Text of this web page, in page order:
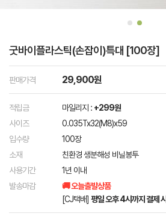
굿바이플라스틱(손잡이)특대 [100장]
판매가격 29,900원
적립금 마일리지 : +299원
사이즈
0.035Tx32(M8)x59
입수량
100장
소재
친환경 생분해성 비닐봉투
사용기간
1년 이내
발송마감
🚚 오늘출발상품
[CJ택배] 평일 오후 4시까지 결제 시